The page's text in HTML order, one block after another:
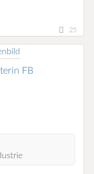
25
FB